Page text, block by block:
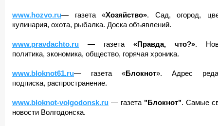
www.hozvo.ru— газета «Хозяйство». Сад, огород,
кулинария, охота, рыбалка. Доска объявлений.
www.pravdachto.ru — газета «Правда, что?».
политика, экономика, общество, горячая хроника.
www.bloknot61.ru— газета «Блокнот». Адрес
подписка, распространение.
www.bloknot-volgodonsk.ru — газета "Блокнот". Самые
новости Волгодонска.